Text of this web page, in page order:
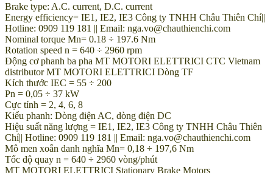
Brake type: A.C. current, D.C. current
Energy efficiency= IE1, IE2, IE3 Công ty TNHH Châu Thiên Chí||
Hotline: 0909 119 181 || Email: nga.vo@chauthienchi.com
Nominal torque Mn= 0.18 ÷ 197.6 Nm
Rotation speed n = 640 ÷ 2960 rpm
Động cơ phanh ba pha MT MOTORI ELETTRICI CTC Vietnam
distributor MT MOTORI ELETTRICI Dòng TF
Kích thước IEC = 55 ÷ 200
Pn = 0,05 ÷ 37 kW
Cực tính = 2, 4, 6, 8
Kiểu phanh: Dòng điện AC, dòng điện DC
Hiệu suất năng lượng = IE1, IE2, IE3 Công ty TNHH Châu Thiên
Chí|| Hotline: 0909 119 181 || Email: nga.vo@chauthienchi.com
Mô men xoắn danh nghĩa Mn= 0,18 ÷ 197,6 Nm
Tốc độ quay n = 640 ÷ 2960 vòng/phút
MT MOTORI ELETTRICI Stationary Brake Motors